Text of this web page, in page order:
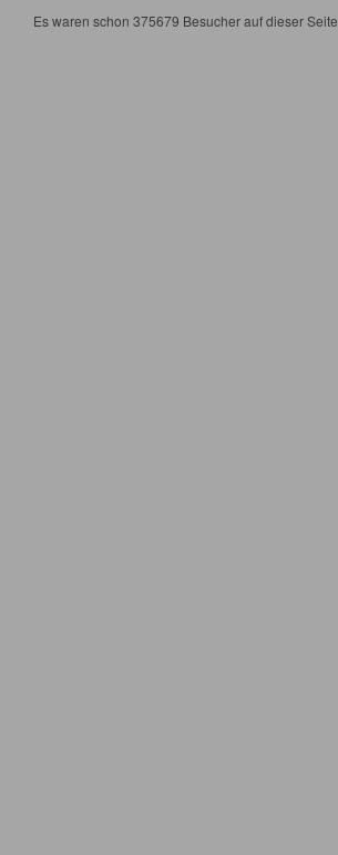
Es waren schon 375679 Besucher auf dieser Seite